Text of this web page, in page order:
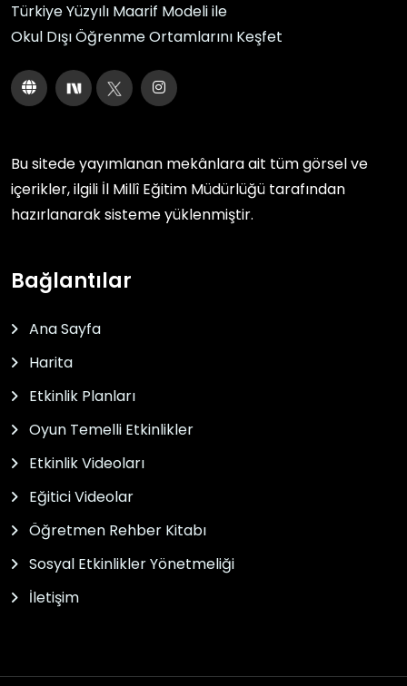
Türkiye Yüzyılı Maarif Modeli ile
Okul Dışı Öğrenme Ortamlarını Keşfet
Bu sitede yayımlanan mekânlara ait tüm görsel ve
içerikler, ilgili İl Millî Eğitim Müdürlüğü tarafından
hazırlanarak sisteme yüklenmiştir.
Bağlantılar
Ana Sayfa
Harita
Etkinlik Planları
Oyun Temelli Etkinlikler
Etkinlik Videoları
Eğitici Videolar
Öğretmen Rehber Kitabı
Sosyal Etkinlikler Yönetmeliği
İletişim